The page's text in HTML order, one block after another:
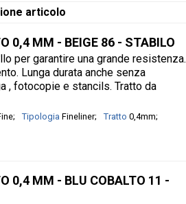
articolo
0,4 MM - BEIGE 86 - STABILO
per garantire una grande resistenza.
Lunga durata anche senza
, fotocopie e stancils. Tratto da
Tipologia Fineliner Tratto 0,4mm
0,4 MM - BLU COBALTO 11 -